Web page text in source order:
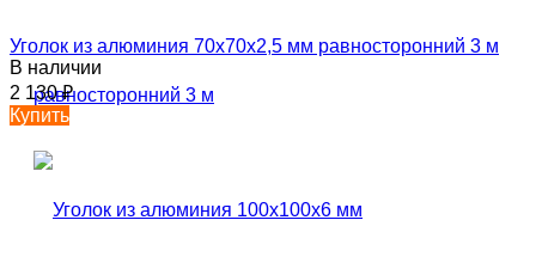
Уголок из алюминия 70х70х2,5 мм равносторонний 3 м
В наличии
2 130₽
Купить